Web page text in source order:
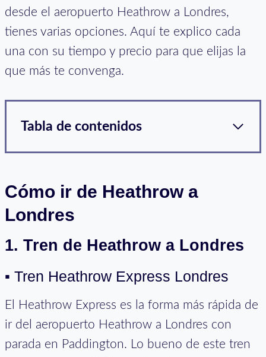
desde el aeropuerto Heathrow a Londres,
tienes varias opciones. Aquí te explico cada
una con su tiempo y precio para que elijas la
que más te convenga.
Tabla de contenidos
Cómo ir de Heathrow a
Londres
1. Tren de Heathrow a Londres
▪ Tren Heathrow Express Londres
El Heathrow Express es la forma más rápida de
ir del aeropuerto Heathrow a Londres con
parada en Paddington. Lo bueno de este tren